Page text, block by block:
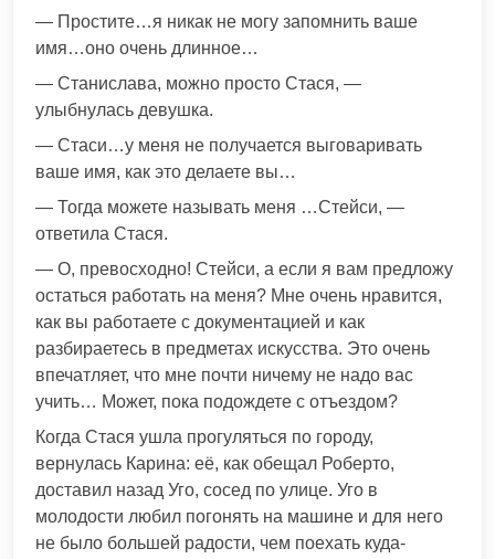
— Простите…я никак не могу запомнить ваше
имя…оно очень длинное…
— Станислава, можно просто Стася, —
улыбнулась девушка.
— Стаси…у меня не получается выговаривать
ваше имя, как это делаете вы…
— Тогда можете называть меня …Стейси, —
ответила Стася.
— О, превосходно! Стейси, а если я вам предложу
остаться работать на меня? Мне очень нравится,
как вы работаете с документацией и как
разбираетесь в предметах искусства. Это очень
впечатляет, что мне почти ничему не надо вас
учить… Может, пока подождете с отъездом?
Когда Стася ушла прогуляться по городу,
вернулась Карина: её, как обещал Роберто,
доставил назад Уго, сосед по улице. Уго в
молодости любил погонять на машине и для него
не было большей радости, чем поехать куда-